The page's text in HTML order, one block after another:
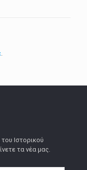
.
Ιστορικού
τα νέα μας.